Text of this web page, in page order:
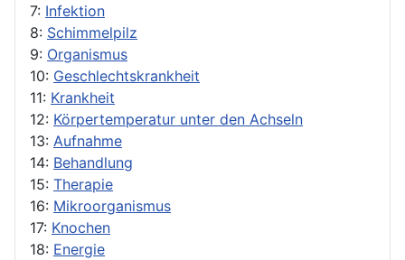
7: Infektion
8: Schimmelpilz
9: Organismus
10: Geschlechtskrankheit
11: Krankheit
12: Körpertemperatur unter den Achseln
13: Aufnahme
14: Behandlung
15: Therapie
16: Mikroorganismus
17: Knochen
18: Energie